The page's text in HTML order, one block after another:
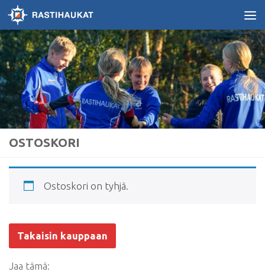
Skip to content
OSTOSKORI
Ostoskori on tyhjä.
Takaisin kauppaan
Jaa tämä: